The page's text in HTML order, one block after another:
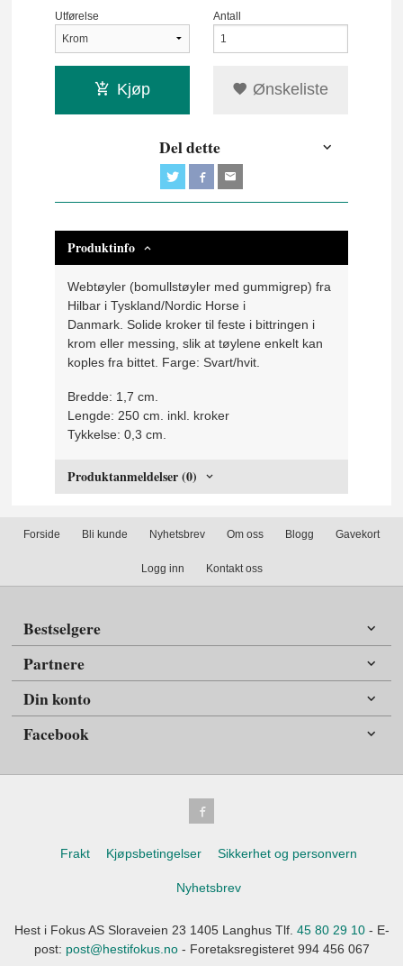
Utførelse Antall
Kjøp Ønskeliste
Del dette
Produktinfo
Webtøyler (bomullstøyler med gummigrep) fra
Hilbar i Tyskland/Nordic Horse i
Danmark. Solide kroker til feste i bittringen i
krom eller messing, slik at tøylene enkelt kan
koples fra bittet. Farge: Svart/hvit.
Bredde: 1,7 cm.
Lengde: 250 cm. inkl. kroker
Tykkelse: 0,3 cm.
Produktanmeldelser (0)
Forside Bli kunde Nyhetsbrev Om oss Blogg Gavekort
Logg inn Kontakt oss
Bestselgere
Partnere
Din konto
Facebook
Frakt Kjøpsbetingelser Sikkerhet og personvern
Nyhetsbrev
Hest i Fokus AS Sloraveien 23 1405 Langhus Tlf. 45 80 29 10- E-
post: post@hestifokus.no- Foretaksregisteret 994 456 067